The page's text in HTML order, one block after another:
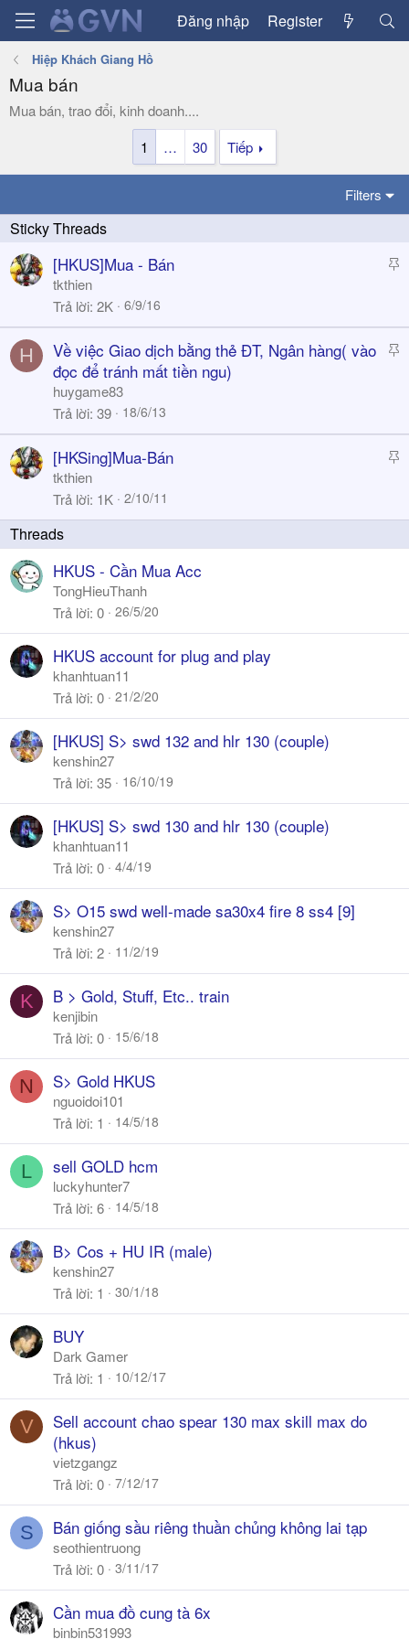
Đăng nhập Register
Hiệp Khách Giang Hồ
Mua bán
Mua bán, trao đổi, kinh doanh....
1
… 30 Tiếp
Filters
S
c
k
[HKUS]Mua - Bán
tkthien
Trả lời 2K 6/9/16
H
S
k
y
Về việc Giao dịch bằng thẻ ĐT, Ngân hàng( vào
đọc để tránh mất tiền ngu)
huygame83
Trả lời 39 18/6/13
S
c
y
[HKSing]Mua-Bán
tkthien
Trả lời 1K 2/10/11
HKUS - Cần Mua Acc
TongHieuThanh
Trả lời 0 26/5/20
HKUS account for plug and play
khanhtuan11
Trả lời 0 21/2/20
[HKUS] S> swd 132 and hlr 130 (couple)
kenshin27
Trả lời 35 16/10/19
[HKUS] S> swd 130 and hlr 130 (couple)
khanhtuan11
Trả lời 0 4/4/19
S> O15 swd well-made sa30x4 fire 8 ss4 [9]
kenshin27
Trả lời 2 11/2/19
K B > Gold, Stuff, Etc.. train
kenjibin
Trả lời 0 15/6/18
N S> Gold HKUS
nguoidoi101
Trả lời 1 14/5/18
L sell GOLD hcm
luckyhunter7
Trả lời 6 14/5/18
B> Cos + HU IR (male)
kenshin27
Trả lời 1 30/1/18
BUY
Dark Gamer
Trả lời 1 10/12/17
V
Sell account chao spear 130 max skill max do
(hkus)
vietzgangz
Trả lời 0 7/12/17
S Bán giống sầu riêng thuần chủng không lai tạp
seothientruong
Trả lời 0 3/11/17
Cần mua đồ cung tà 6x
binbin531993